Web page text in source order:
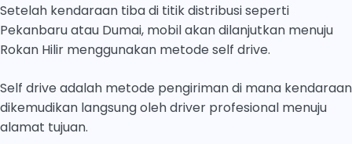
Setelah kendaraan tiba di titik distribusi seperti
Pekanbaru atau Dumai, mobil akan dilanjutkan menuju
Rokan Hilir menggunakan metode self drive.
Self drive adalah metode pengiriman di mana kendaraan
dikemudikan langsung oleh driver profesional menuju
alamat tujuan.